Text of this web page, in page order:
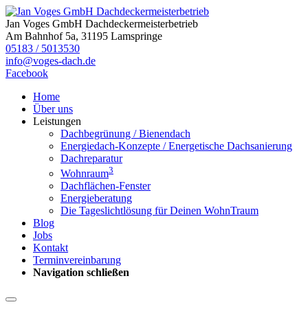
Jan Voges GmbH Dachdeckermeisterbetrieb
Am Bahnhof 5a, 31195 Lamspringe
05183 / 5013530
info@voges-dach.de
Facebook
Home
Über uns
Leistungen
Dachbegrünung / Bienendach
Energiedach-Konzepte / Energetische Dachsanierung
Dachreparatur
Wohnraum3
Dachflächen-Fenster
Energieberatung
Die Tageslichtlösung für Deinen WohnTraum
Blog
Jobs
Kontakt
Terminvereinbarung
Navigation schließen